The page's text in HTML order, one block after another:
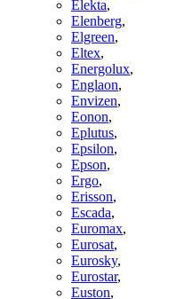
Elekta,
Elenberg,
Elgreen,
Eltex,
Energolux,
Englaon,
Envizen,
Eonon,
Eplutus,
Epsilon,
Epson,
Ergo,
Erisson,
Escada,
Euromax,
Eurosat,
Eurosky,
Eurostar,
Euston,